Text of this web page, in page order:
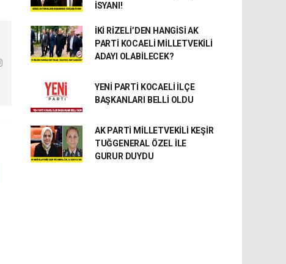
İSYANI!
İKİ RİZELİ’DEN HANGİSİ AK
PARTİ KOCAELİ MİLLETVEKİLİ
ADAYI OLABİLECEK?
YENİ PARTİ KOCAELİ İLÇE
BAŞKANLARI BELLİ OLDU
AK PARTİ MİLLETVEKİLİ KEŞİR
TUĞGENERAL ÖZEL İLE
GURUR DUYDU